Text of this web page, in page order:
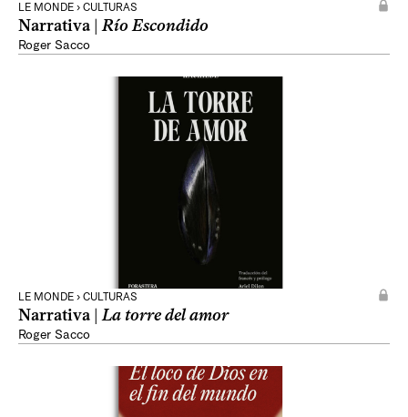
LE MONDE › CULTURAS
Narrativa |Río Escondido
Roger Sacco
LE MONDE › CULTURAS
Narrativa |La torre del amor
Roger Sacco